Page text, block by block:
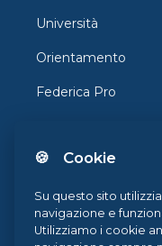
Università
Orientamento
Federica Pro
Federica Coursera
Accessibilità
Privacy
🍪 Cookie
Su questo sito
navigazione e
Utilizziamo i cookie